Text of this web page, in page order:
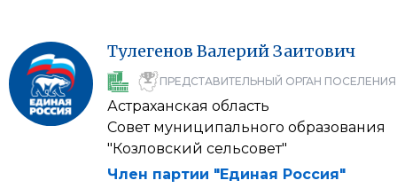
Тулегенов ВалерийЗаитович
ПРЕДСТАВИТЕЛЬНЫЙ ОРГАН ПОСЕЛЕНИЯ
Астраханская область
Совет муниципального образования
"Козловский сельсовет"
Член партии "Единая Россия"